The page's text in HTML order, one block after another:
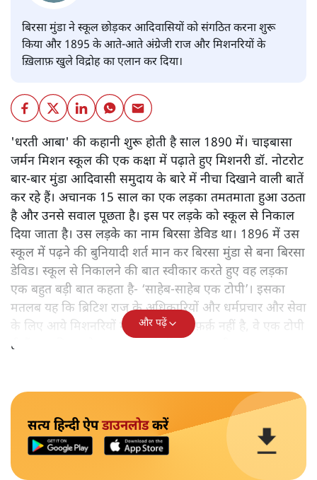
बिरसा मुंडा ने स्कूल छोड़कर आदिवासियों को संगठित करना शुरू
किया और 1895 के आते-आते अंग्रेजी राज और मिशनरियों के
ख़िलाफ़ खुले विद्रोह का एलान कर दिया।
'धरती आबा' की कहानी शुरू होती है साल 1890 में। चाइबासा
जर्मन मिशन स्कूल की एक कक्षा में पढ़ाते हुए मिशनरी डॉ. नोटरोट
बार-बार मुंडा आदिवासी समुदाय के बारे में नीचा दिखाने वाली बातें
कर रहे हैं। अचानक 15 साल का एक लड़का तमतमाता हुआ उठता
है और उनसे सवाल पूछता है। इस पर लड़के को स्कूल से निकाल
दिया जाता है। उस लड़के का नाम बिरसा डेविड था। 1896 में उस
स्कूल में पढ़ने की बुनियादी शर्त मान कर बिरसा मुंडा से बना बिरसा
डेविड। स्कूल से निकालने की बात स्वीकार करते हुए वह लड़का
एक बहुत बड़ी बात कहता है- ‘साहेब-साहेब एक टोपी’। इसका
मतलब यह कि ब्रिटिश राज के अधिकारियों और धर्मप्रचार और सेवा
के लिए आये मिशनरियों में दरअसल कोई फ़र्क़ नहीं है, वे एक टोपी
ही हैं। यह बिरसा के भगवान बनने की शुरुआत थी।
और पढ़ें
सत्य हिन्दी ऐपडाउनलोडकरें